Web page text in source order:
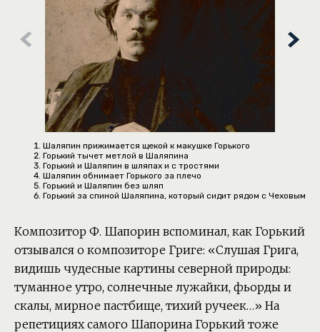
Шаляпин прижимается щекой к макушке Горького
Горький тычет метлой в Шаляпина
Горький и Шаляпин в шляпах и с тростями
Шаляпин обнимает Горького за плечо
Горький и Шаляпин без шляп
Горький за спиной Шаляпина, который сидит рядом с Чеховым
Композитор Ф. Шапорин вспоминал, как Горький
отзывался о композиторе Григе: «Слушая Грига,
видишь чудесные картины северной природы:
туманное утро, солнечные лужайки, фьорды и
скалы, мирное пастбище, тихий ручеек…» На
репетициях самого Шапорина Горький тоже